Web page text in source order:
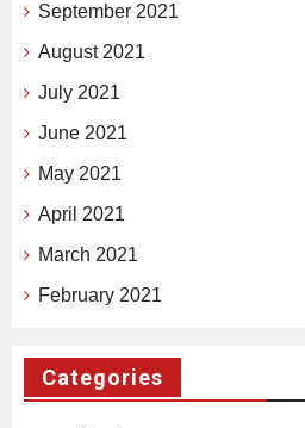
September 2021
August 2021
July 2021
June 2021
May 2021
April 2021
March 2021
February 2021
Categories